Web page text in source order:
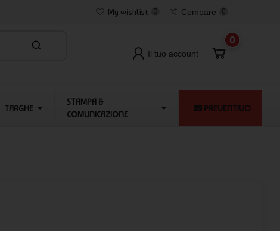
My wishlist 0 Compare 0
Il tuo account
0
TARGHE
STAMPA &
COMUNICAZIONE
PREVENTIVO